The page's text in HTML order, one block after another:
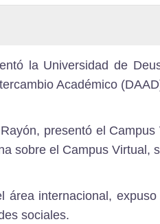
la Universidad de
Académico
presentó el
sobre el Campus Virtual,
área internacional,
sociales.